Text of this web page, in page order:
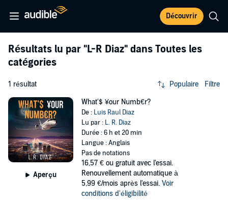
Découvrir
Résultats lu par "L-R Diaz" dans Toutes les
catégories
1 résultat Populaire Filtre
Aperçu
What'$ ¥our Numb€r?
De : Luis Raul Diaz
Lu par : L. R. Diaz
Durée : 6 h et 20 min
Langue : Anglais
Pas de notations
16,57 € ou gratuit avec l'essai.
Renouvellement automatique à
5,99 €/mois après l'essai. Voir
conditions d'éligibilité